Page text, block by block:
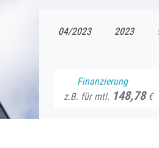
04/2023 2023
Finanzierung
z.B. für mtl. 148,78€